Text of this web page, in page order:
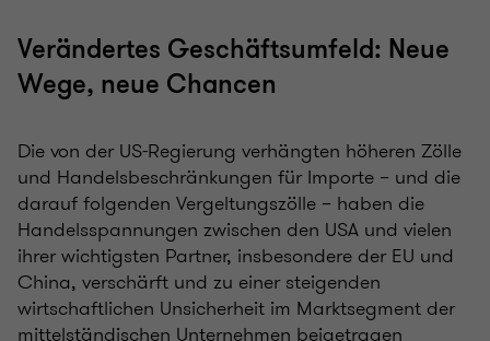
Verändertes Geschäftsumfeld: Neue
Wege, neue Chancen
Die von der US-Regierung verhängten höheren Zölle
und Handelsbeschränkungen für Importe – und die
darauf folgenden Vergeltungszölle – haben die
Handelsspannungen zwischen den USA und vielen
ihrer wichtigsten Partner, insbesondere der EU und
China, verschärft und zu einer steigenden
wirtschaftlichen Unsicherheit im Marktsegment der
mittelständischen Unternehmen beigetragen